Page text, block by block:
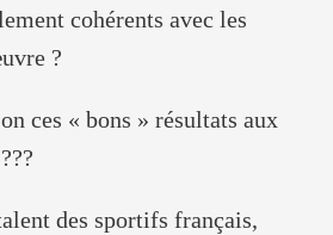
cohérents avec les
?
ces « bons » résultats aux
des sportifs français,